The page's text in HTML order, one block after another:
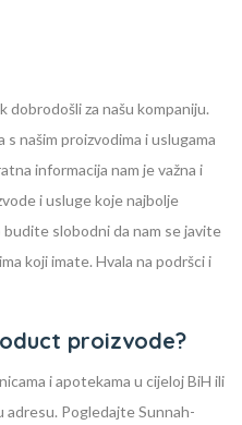
dobrodošli za našu kompaniju.
našim proizvodima i uslugama
informacija nam je važna i
i usluge koje najbolje
slobodni da nam se javite
koji imate. Hvala na podršci i
proizvode?
i apotekama u cijeloj BiH ili
adresu. Pogledajte Sunnah-